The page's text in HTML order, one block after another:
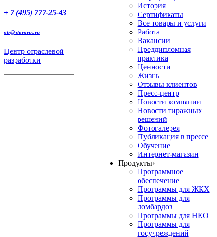
+ 7 (495) 777-25-43
otr@otr.rarus.ru
Центр отраслевой
разработки
История
Сертификаты
Все товары и услуги
Работа
Вакансии
Преддипломная
практика
Ценности
Жизнь
Отзывы клиентов
Пресс-центр
Новости компании
Новости тиражных
решений
Фотогалерея
Публикация в прессе
Обучение
Интернет-магазин
Продукты›
Программное
обеспечение
Программы для ЖКХ
Программы для
ломбардов
Программы для НКО
Программы для
госучреждений